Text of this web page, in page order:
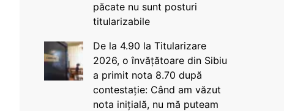
păcate nu sunt posturi
titularizabile
De la 4.90 la Titularizare
2026, o învățătoare din Sibiu
a primit nota 8.70 după
contestație: Când am văzut
nota inițială, nu mă puteam